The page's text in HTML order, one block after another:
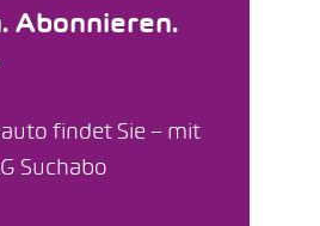
Abonnieren.
findet Sie – mit
Suchabo